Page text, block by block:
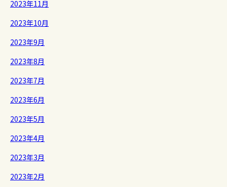
2023年11月
2023年10月
2023年9月
2023年8月
2023年7月
2023年6月
2023年5月
2023年4月
2023年3月
2023年2月